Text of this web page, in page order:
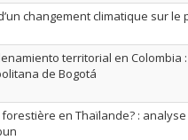
changement climatique sur
territorial en
de Bogotá
en Thaïlande? :